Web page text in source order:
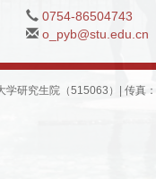
0754-86504743
o_pyb@stu.edu.cn
学研究生院（515063）| 传真